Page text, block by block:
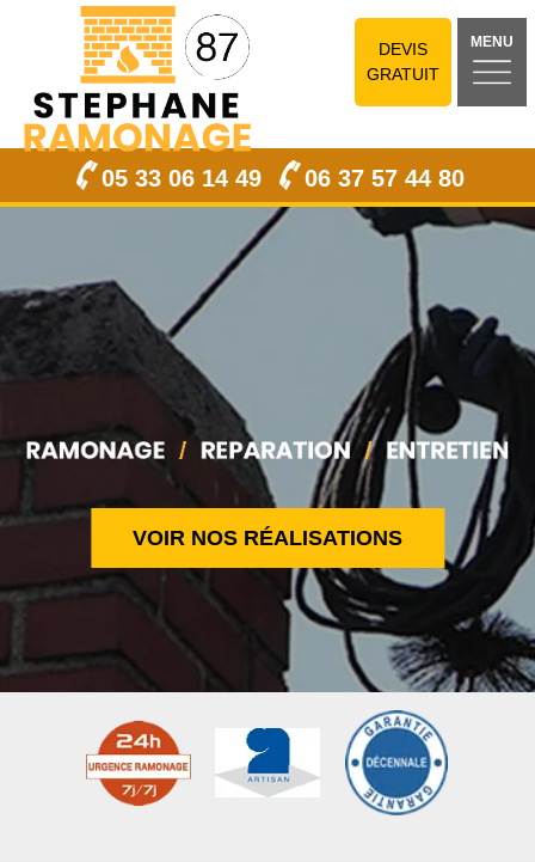
DEVIS
GRATUIT
MENU
05 33 06 14 49 06 37 57 44 80
VOIR NOS RÉALISATIONS